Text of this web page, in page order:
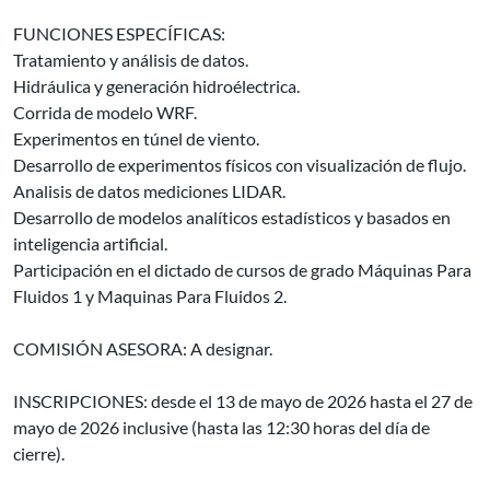
FUNCIONES ESPECÍFICAS:
Tratamiento y análisis de datos.
Hidráulica y generación hidroélectrica.
Corrida de modelo WRF.
Experimentos en túnel de viento.
Desarrollo de experimentos físicos con visualización de flujo.
Analisis de datos mediciones LIDAR.
Desarrollo de modelos analíticos estadísticos y basados en
inteligencia artificial.
Participación en el dictado de cursos de grado Máquinas Para
Fluidos 1 y Maquinas Para Fluidos 2.
COMISIÓN ASESORA: A designar.
INSCRIPCIONES: desde el 13 de mayo de 2026 hasta el 27 de
mayo de 2026 inclusive (hasta las 12:30 horas del día de
cierre).